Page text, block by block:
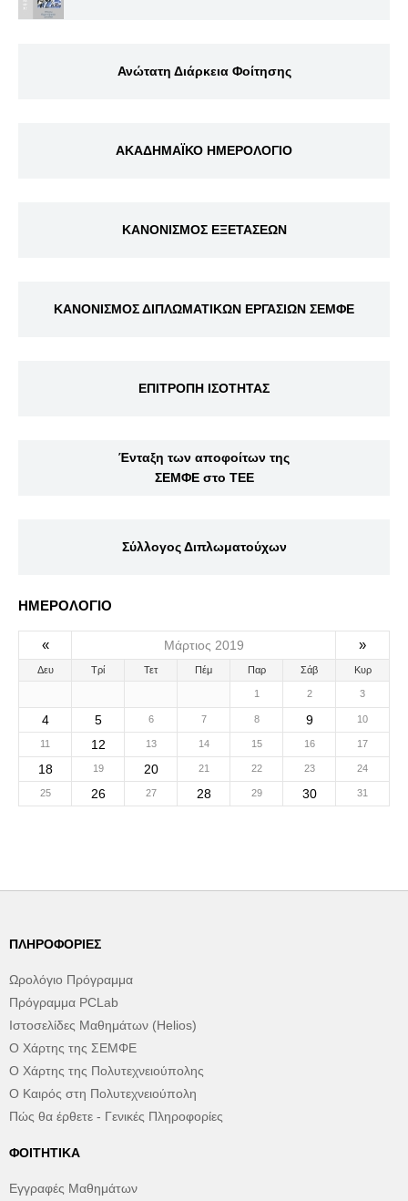
Ανώτατη Διάρκεια Φοίτησης
ΑΚΑΔΗΜΑΪΚΟ ΗΜΕΡΟΛΟΓΙΟ
ΚΑΝΟΝΙΣΜΟΣ ΕΞΕΤΑΣΕΩΝ
ΚΑΝΟΝΙΣΜΟΣ ΔΙΠΛΩΜΑΤΙΚΩΝ ΕΡΓΑΣΙΩΝ ΣΕΜΦΕ
ΕΠΙΤΡΟΠΗ ΙΣΟΤΗΤΑΣ
Ένταξη των αποφοίτων της
ΣΕΜΦΕ στο ΤΕΕ
Σύλλογος Διπλωματούχων
ΗΜΕΡΟΛΟΓΙΟ
« Μάρτιος 2019 »
Δευ Τρί Τετ Πέμ Παρ Σάβ Κυρ
1 2 3
4 5 6 7 8 9 10
11 12 13 14 15 16 17
18 19 20 21 22 23 24
25 26 27 28 29 30 31
ΠΛΗΡΟΦΟΡΊΕΣ
Ωρολόγιο Πρόγραμμα
Πρόγραμμα PCLab
Ιστοσελίδες Μαθημάτων (Helios)
Ο Χάρτης της ΣΕΜΦΕ
Ο Χάρτης της Πολυτεχνειούπολης
Ο Καιρός στη Πολυτεχνειούπολη
Πώς θα έρθετε - Γενικές Πληροφορίες
ΦΟΙΤΗΤΙΚΆ
Εγγραφές Μαθημάτων